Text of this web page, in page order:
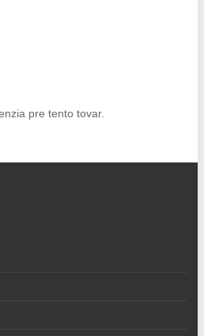
pre tento tovar.